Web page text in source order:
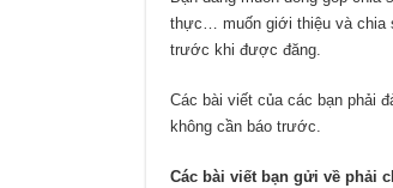
thực… muốn giới thiệu và chia
trước khi được đăng.
Các bài viết của các bạn phải
không cần báo trước.
Các bài viết bạn gửi về phải